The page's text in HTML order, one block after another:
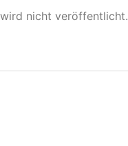
nicht veröffentlicht.